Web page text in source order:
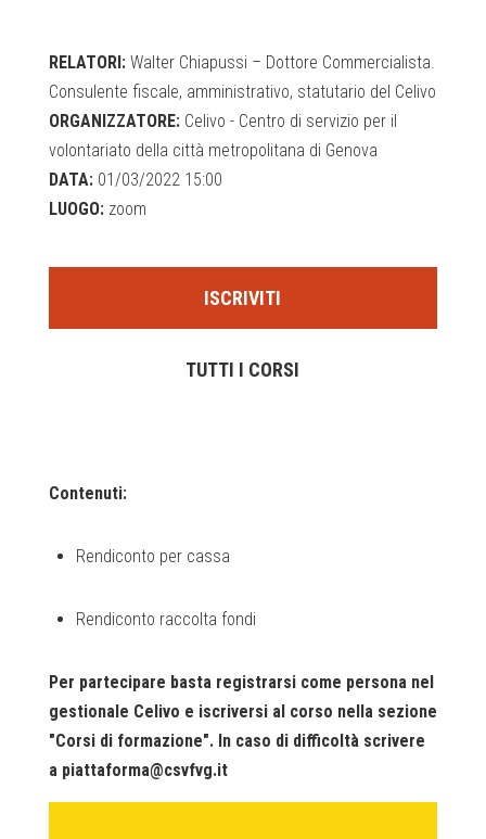
RELATORI:Walter Chiapussi – Dottore Commercialista.
Consulente fiscale, amministrativo, statutario del Celivo
ORGANIZZATORE:Celivo - Centro di servizio per il
volontariato della città metropolitana di Genova
DATA:01/03/2022 15:00
LUOGO:zoom
ISCRIVITI
TUTTI I CORSI
Contenuti:
Rendiconto per cassa
Rendiconto raccolta fondi
Per partecipare basta registrarsi come persona nel
gestionale Celivo e iscriversi al corso nella sezione
"Corsi di formazione". In caso di difficoltà scrivere
a piattaforma@csvfvg.it